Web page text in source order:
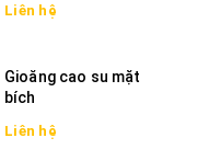
Liên hệ
Gioăng cao su mặt
bích
Liên hệ